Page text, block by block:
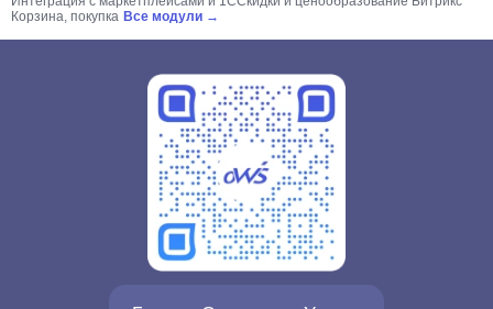
Корзина, покупка Все модули →